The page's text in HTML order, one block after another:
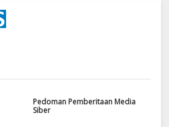
Pedoman Pemberitaan Media
Siber